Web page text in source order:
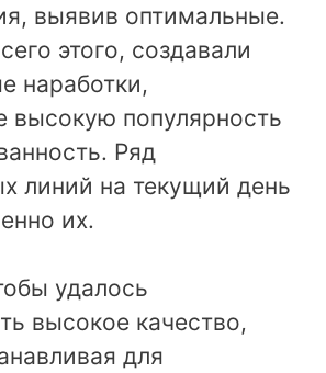
выявив оптимальные.
этого, создавали
наработки,
высокую популярность
Ряд
линий на текущий день
их.
удалось
высокое качество,
для